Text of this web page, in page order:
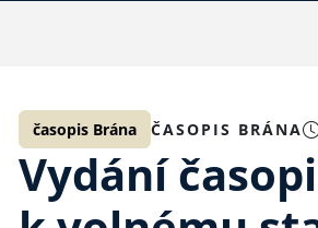
časopis Brána ČASOPIS BRÁNA
Vydání